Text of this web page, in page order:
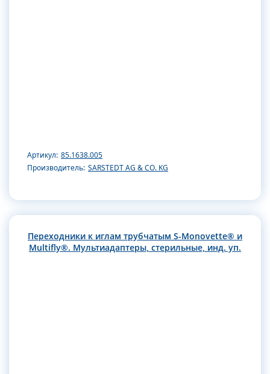
Артикул: 85.1638.005
Производитель: SARSTEDT AG & CO. KG
Переходники к иглам трубчатым S-Monovette® и
Multifly®. Мультиадаптеры, стерильные, инд. уп.